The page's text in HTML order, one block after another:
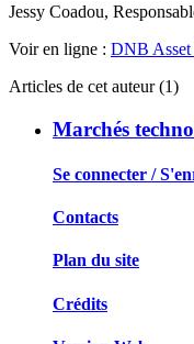
Jessy Coadou,
Voir en ligne : DNB Asset
Articles de cet auteur (1)
Marchés
Se connecter /
Contacts
Plan du site
Crédits